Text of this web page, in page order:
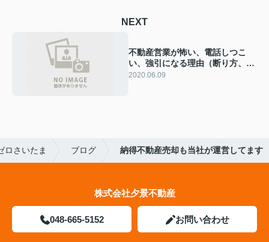
NEXT
不動産営業が怖い、電話しつこ
い、強引になる理由（断り方、ノ
ルマ、ブラック会社になりやす
2020.06.09
ロさいたま ブログ 納得不動産売却も当社が運営してます
株式会社夕景不動産
048-665-5152 お問い合わせ